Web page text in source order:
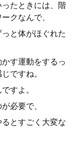
たときには、階
クなんで、
と体がほぐれた
す運動をするっ
ですね。
すよ。
必要で、
とすごく大変な